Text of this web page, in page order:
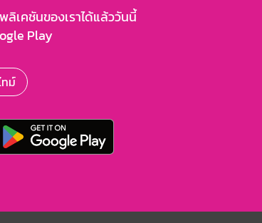
ลิเคชันของเราได้แล้ววันนี้
Play
ทม์